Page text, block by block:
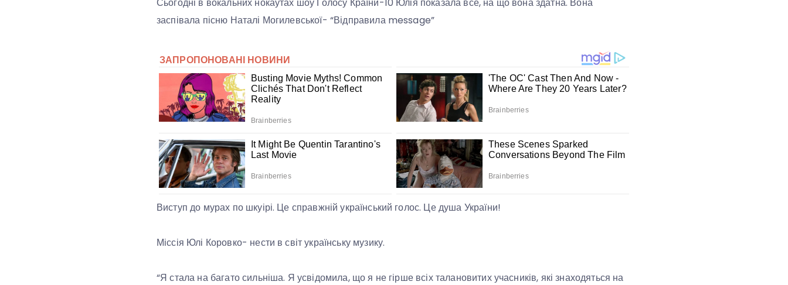
заспівала пісню Наталі Могилевської- “Відправила message”
Виступ до мурах по шкуірі. Це справжній український голос. Це душа України!
Міссія Юлі Коровко- нести в світ українську музику.
“Я стала на багато сильніша. Я усвідомила, що я не гірше всіх талановитих учасників, які знаходяться на